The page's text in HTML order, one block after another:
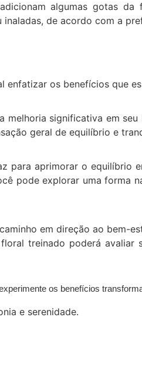
algumas gotas
de acordo com a
enfatizar os benefícios que
melhoria significativa em
geral de equilíbrio e
para aprimorar o equilíbrio
pode explorar uma forma
em direção ao bem-
treinado poderá avaliar
os benefícios
e serenidade.